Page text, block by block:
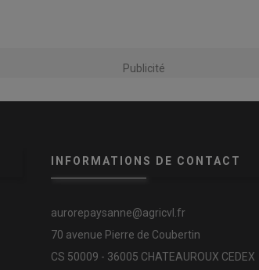
Publicité
INFORMATIONS DE CONTACT
aurorepaysanne@agricvl.fr
70 avenue Pierre de Coubertin
CS 50009 - 36005 CHATEAUROUX CEDEX